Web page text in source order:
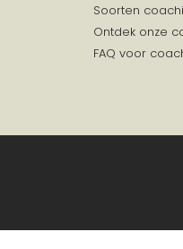
Soorten
Ontdek onze
FAQ voor